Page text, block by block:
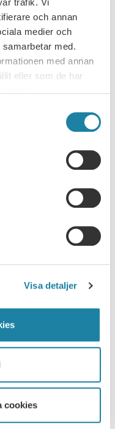
trafik. Vi
och annan
medier och
med.
med annan
eller som de har
Visa detaljer
cookies
år. SULF kommer
2024. Som